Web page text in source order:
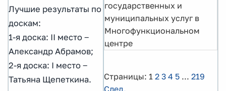
Лучшие результаты по
доскам:
1-я доска: II место ‒
Александр Абрамов;
2-я доска: I место ‒
Татьяна Щепеткина.
государственных и
муниципальных услуг в
Многофункциональном
центре
Страницы: 1 2 3 4 5 ... 219
След.